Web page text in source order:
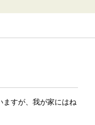
ますが、我が家にはね